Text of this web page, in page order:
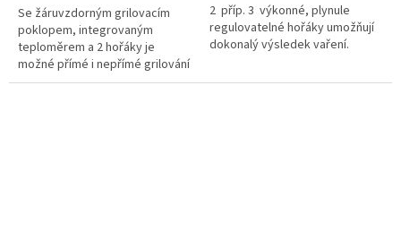
Se žáruvzdorným grilovacím
poklopem, integrovaným
teploměrem a 2 hořáky je
možné přímé i nepřímé grilování
nebo pečení.
2 příp. 3 výkonné, plynule
regulovatelné hořáky umožňují
dokonalý výsledek vaření.